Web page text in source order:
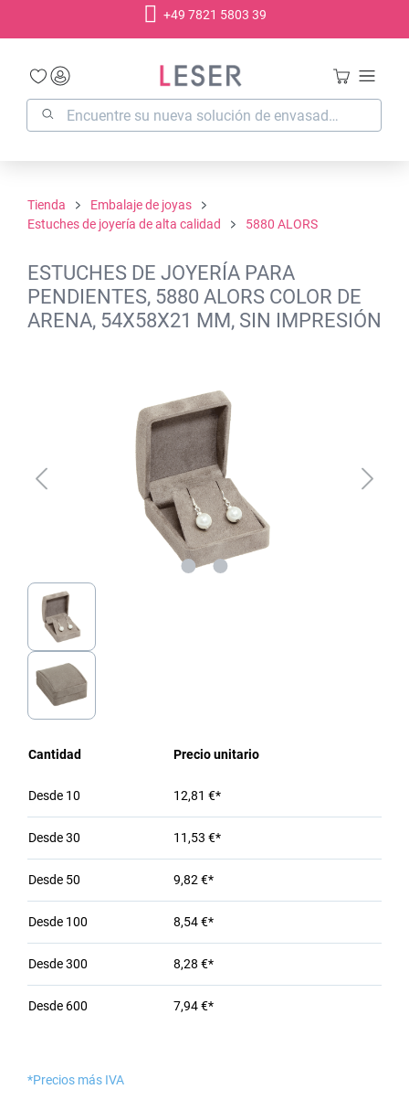
+49 7821 5803 39
Tienda
Embalaje de joyas
Estuches de joyería de alta calidad
5880 ALORS
ESTUCHES DE JOYERÍA PARA
PENDIENTES, 5880 ALORS COLOR DE
ARENA, 54X58X21 MM, SIN IMPRESIÓN
Cantidad Precio unitario
Desde 10 12,81 €*
Desde30 11,53 €*
Desde 50 9,82 €*
Desde 100 8,54 €*
Desde300 8,28 €*
Desde 600 7,94 €*
*Precios más IVA